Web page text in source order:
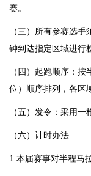
赛。
（三）所有参赛选
钟到达指定区域进行
（四）起跑顺序：
位）顺序排列，各区
（五）发令：采用一
（六）计时办法
1.本届赛事对半程马